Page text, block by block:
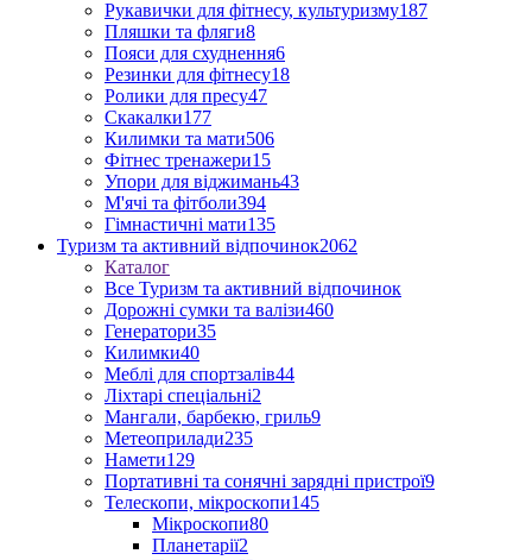
Рукавички для фітнесу, культуризму187
Пляшки та фляги8
Пояси для схуднення6
Резинки для фітнесу18
Ролики для пресу47
Скакалки177
Килимки та мати506
Фітнес тренажери15
Упори для віджимань43
М'ячі та фітболи394
Гімнастичні мати135
Туризм та активний відпочинок2062
Каталог
Все Туризм та активний відпочинок
Дорожні сумки та валізи460
Генератори35
Килимки40
Меблі для спортзалів44
Ліхтарі спеціальні2
Мангали, барбекю, гриль9
Метеоприлади235
Намети129
Портативні та сонячні зарядні пристрої9
Телескопи, мікроскопи145
Мікроскопи80
Планетарії2